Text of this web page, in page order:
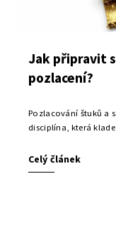
Jak připravit
pozlacení?
Pozlacování štuků a
disciplína, která
Celý článek